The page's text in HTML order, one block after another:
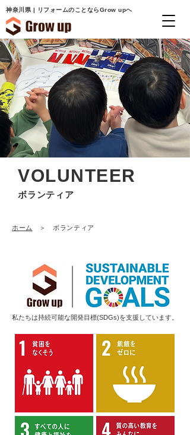
神奈川県 | リフォームのことならGrow upへ
VOLUNTEER
ボランティア
ホーム ＞ ボランティア
私たちは持続可能な開発目標(SDGs)を支援しています。